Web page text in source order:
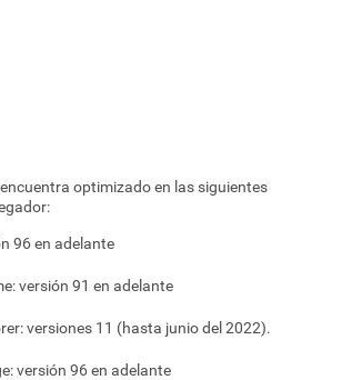
optimizado en las siguientes
96 en adelante
versión 91 en adelante
versiones 11 (hasta junio del 2022).
versión 96 en adelante